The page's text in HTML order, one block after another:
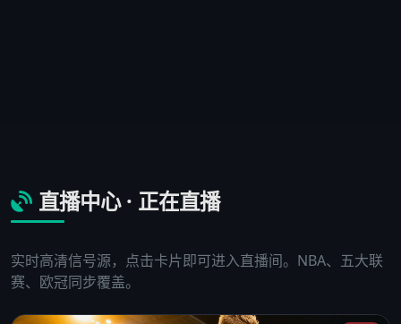
直播中心 · 正在直播
实时高清信号源，点击卡片即可进入直播间。NBA、五大联
赛、欧冠同步覆盖。